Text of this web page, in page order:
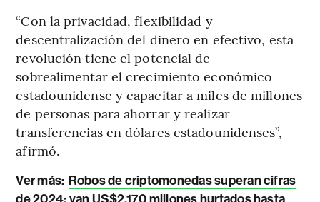
“Con la privacidad, flexibilidad y
descentralización del dinero en efectivo, esta
revolución tiene el potencial de
sobrealimentar el crecimiento económico
estadounidense y capacitar a miles de millones
de personas para ahorrar y realizar
transferencias en dólares estadounidenses”,
afirmó.
Ver más: Robos de criptomonedas superan cifras